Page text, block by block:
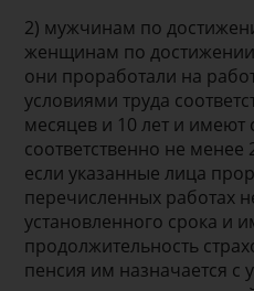
2) мужчинам по
женщинам по достижении
они проработали на
условиями труда
месяцев и 10 лет и имеют
соответственно не менее
если указанные лица
перечисленных работах
установленного срока и
продолжительность
пенсия им назначается с